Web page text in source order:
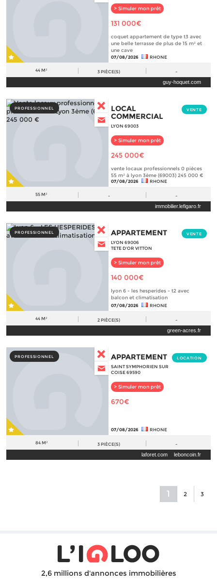
> Simuler mon prêt
131 000€
coquet appartement de type t3 avec
une belle terrasse de plus de 15 m² et
une cave
07/08/2026 RHONE
44 M² 3 PIÈCE(S) -
guy-hoquet.com
PROFESSIONNEL
LOCAL
COMMERCIAL
LYON 69003
> Simuler mon prêt
VENTE
245 000€
vente locaux professionnels 0 pièces
55 m² à lyon 3ème (69003) 245 000 €
07/08/2026 RHONE
55 M² - -
immobilier.lefigaro.fr
PROFESSIONNEL APPARTEMENT
LYON 69006
TETE D'OR VITTON
> Simuler mon prêt
VENTE
140 000€
lyon 6 - les hesperides - t2 avec
balcon et climatisation
07/08/2026 RHONE
44 M² 2 PIÈCE(S) -
green-acres.fr
PROFESSIONNEL APPARTEMENT
SAINT SYMPHORIEN SUR
COISE 69590
> Simuler mon prêt
LOCATION
670€
07/08/2026 RHONE
84 M² 3 PIÈCE(S) -
laforet.com leboncoin.fr
1 2 3
2,6 millions d'annonces immobilières